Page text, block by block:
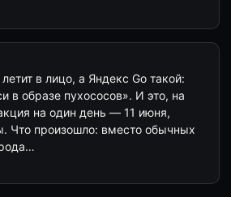
в лицо, а Яндекс Go такой:
в образе пухососов». И это, на
на один день — 11 июня,
Что произошло: вместо обычных